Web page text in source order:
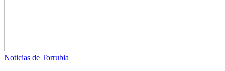
Noticias de Torrubia